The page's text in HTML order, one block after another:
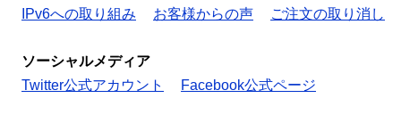
IPv6への取り組み
お客様からの声 ご注文の取り消し
ソーシャルメディア
Twitter公式アカウント
Facebook公式ページ